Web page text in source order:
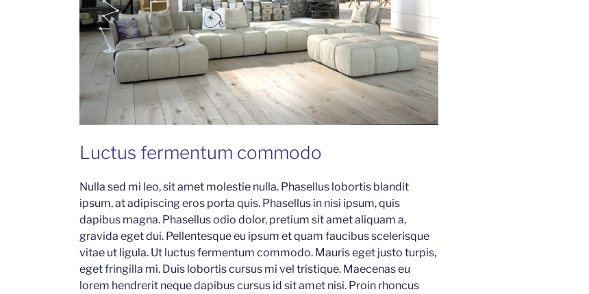
Luctus fermentum commodo
Nulla sed mi leo, sit amet molestie nulla. Phasellus lobortis blandit
ipsum, at adipiscing eros porta quis. Phasellus in nisi ipsum, quis
dapibus magna. Phasellus odio dolor, pretium sit amet aliquam a,
gravida eget dui. Pellentesque eu ipsum et quam faucibus scelerisque
vitae ut ligula. Ut luctus fermentum commodo. Mauris eget justo turpis,
eget fringilla mi. Duis lobortis cursus mi vel tristique. Maecenas eu
lorem hendrerit neque dapibus cursus id sit amet nisi. Proin rhoncus